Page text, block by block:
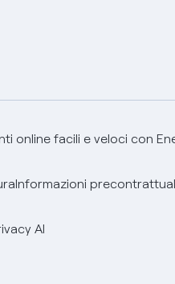
online facili e veloci con
Informazioni
AI